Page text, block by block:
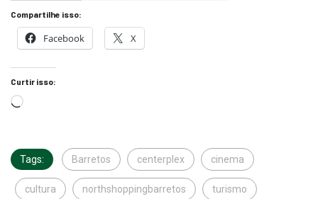
Compartilhe isso:
Facebook X
Curtir isso:
Tags: Barretos centerplex cinema
cultura northshoppingbarretos turismo